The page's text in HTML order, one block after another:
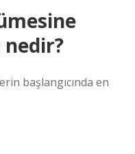
nedir?
başlangıcında en